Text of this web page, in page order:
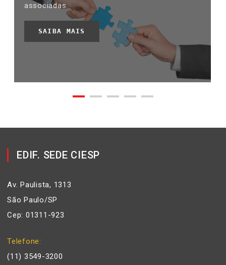
associadas.
SAIBA MAIS
EDIF. SEDE CIESP
Av. Paulista, 1313
São Paulo/SP
Cep: 01311-923
Telefone
(11) 3549-3200